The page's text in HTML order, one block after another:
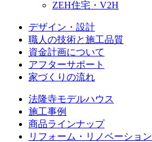
ZEH住宅・V2H
デザイン・設計
職人の技術と施工品質
資金計画について
アフターサポート
家づくりの流れ
法隆寺モデルハウス
施工事例
商品ラインナップ
リフォーム・リノベーション